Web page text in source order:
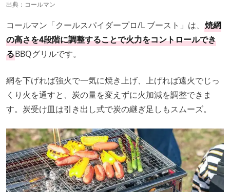
出典： コールマン
コールマン「クールスパイダープロ/L ブースト」は、 焼網
の高さを4段階に調整することで火力をコントロールでき
るBBQグリルです。
網を下げれば強火で一気に焼き上げ、上げれば遠火でじっ
くり火を通すと、炭の量を変えずに火加減を調整できま
す。炭受け皿は引き出し式で炭の継ぎ足しもスムーズ。